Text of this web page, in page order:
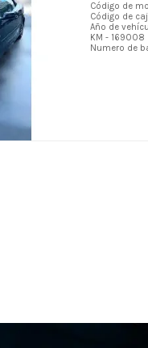
Código de
Código de
Año de
KM - 169008
Numero de